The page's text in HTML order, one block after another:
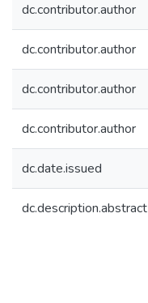
dc.contributor.author
dc.contributor.author
dc.contributor.author
dc.contributor.author
dc.date.issued
dc.description.abstract